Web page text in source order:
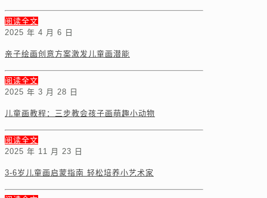
阅读全文
2025 年 4 月 6 日
亲子绘画创意方案激发儿童画潜能
阅读全文
2025 年 3 月 28 日
儿童画教程：三步教会孩子画萌趣小动物
阅读全文
2025 年 11 月 23 日
3-6岁儿童画启蒙指南 轻松培养小艺术家